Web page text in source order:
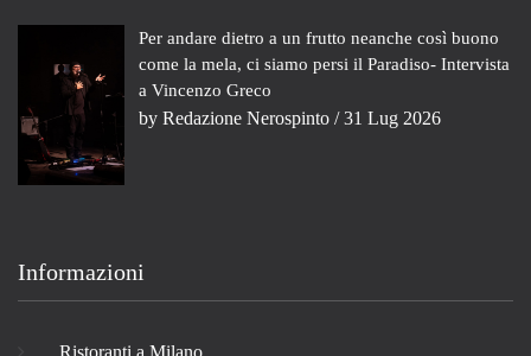
Per andare dietro a un frutto neanche così buono
come la mela, ci siamo persi il Paradiso- Intervista
a Vincenzo Greco
by Redazione Nerospinto / 31 Lug 2026
Informazioni